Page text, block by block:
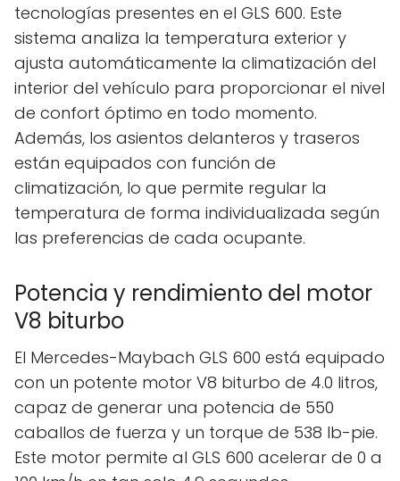
tecnologías presentes en el GLS 600. Este
sistema analiza la temperatura exterior y
ajusta automáticamente la climatización del
interior del vehículo para proporcionar el nivel
de confort óptimo en todo momento.
Además, los asientos delanteros y traseros
están equipados con función de
climatización, lo que permite regular la
temperatura de forma individualizada según
las preferencias de cada ocupante.
Potencia y rendimiento del motor
V8 biturbo
El Mercedes-Maybach GLS 600 está equipado
con un potente motor V8 biturbo de 4.0 litros,
capaz de generar una potencia de 550
caballos de fuerza y un torque de 538 lb-pie.
Este motor permite al GLS 600 acelerar de 0 a